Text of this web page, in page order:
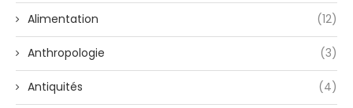
Alimentation (12)
Anthropologie (3)
Antiquités (4)